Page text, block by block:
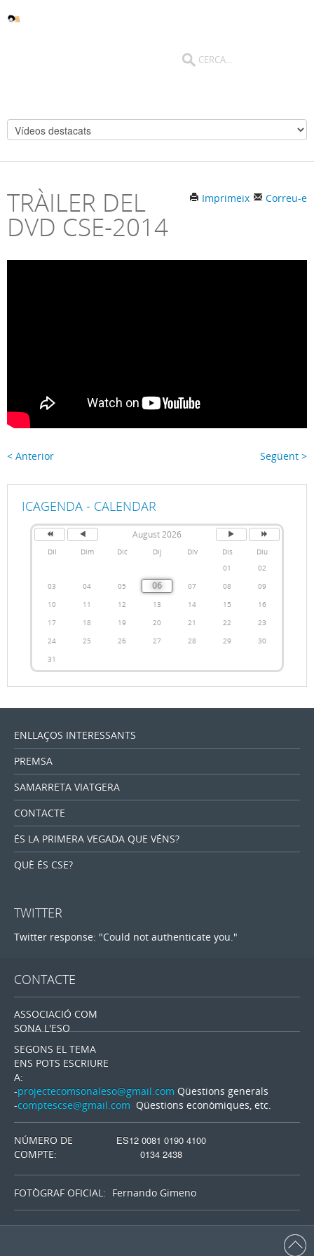
Correu-e
Imprimeix
TRÀILER DEL
DVD CSE-2014
< Anterior Següent >
ICAGENDA - CALENDAR
August 2026
Dil Dim Dic Dij Div Dis
Diu
01
02
03
04 05 06 07 08
09
10
11 12 13 14 15
16
17
18 19 20 21 22
23
24
25 26 27 28 29
30
31
ENLLAÇOS INTERESSANTS
PREMSA
SAMARRETA VIATGERA
CONTACTE
ÉS LA PRIMERA VEGADA QUE VÉNS?
QUÈ ÉS CSE?
TWITTER
Twitter response: "Could not authenticate you."
CONTACTE
ASSOCIACIÓ COM
SONA L'ESO
SEGONS EL TEMA
ENS POTS ESCRIURE
A:
-projectecomsonaleso@gmail.com Qüestions generals
-comptescse@gmail.com Qüestions econòmiques, etc.
NÚMERO DE
COMPTE:
ES12 0081 0190 4100
0134 2438
FOTÒGRAF OFICIAL: Fernando Gimeno